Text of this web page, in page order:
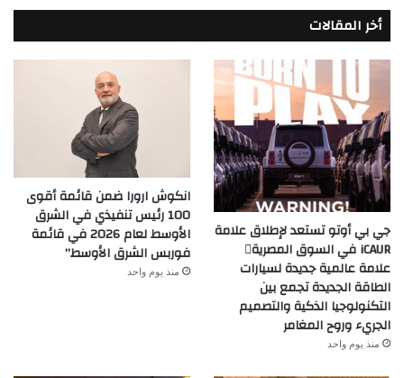
أخر المقالات
جي بي أوتو تستعد لإطلاق علامة
iCAUR في السوق المصرية
علامة عالمية جديدة لسيارات
الطاقة الجديدة تجمع بين
التكنولوجيا الذكية والتصميم
الجريء وروح المغامر
منذ يوم واحد
انكوش ارورا ضمن قائمة أقوى
100 رئيس تنفيذي في الشرق
الأوسط لعام 2026 في قائمة
فوربس الشرق الأوسط”
منذ يوم واحد